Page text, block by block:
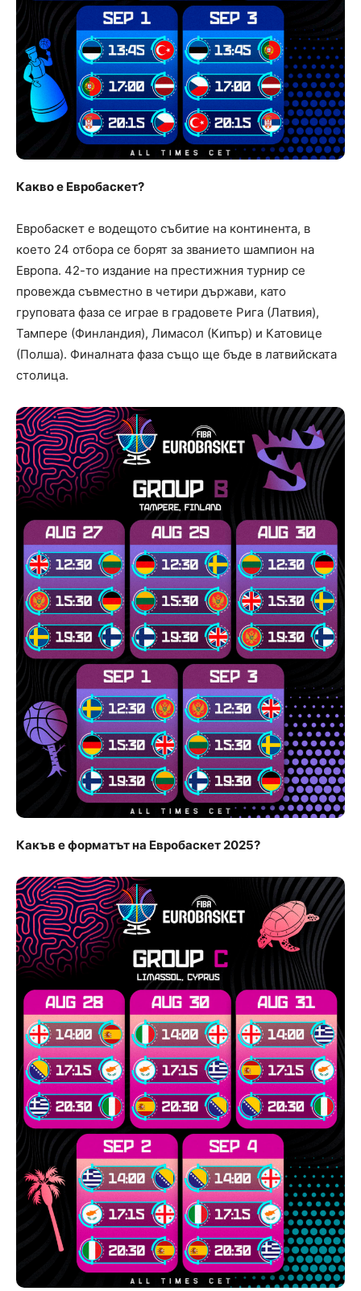
Какво е Евробаскет?
Евробаскет е водещото събитие на континента, в
което 24 отбора се борят за званието шампион на
Европа. 42-то издание на престижния турнир се
провежда съвместно в четири държави, като
груповата фаза се играе в градовете Рига (Латвия),
Тампере (Финландия), Лимасол (Кипър) и Катовице
(Полша). Финалната фаза също ще бъде в латвийската
столица.
Какъв е форматът на Евробаскет 2025?